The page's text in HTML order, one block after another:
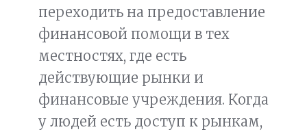
переходить на предоставление
финансовой помощи в тех
местностях, где есть
действующие рынки и
финансовые учреждения. Когда
у людей есть доступ к рынкам,